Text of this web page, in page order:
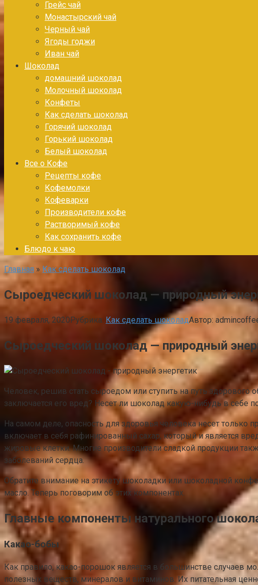
Грейс чай
Монастырский чай
Черный чай
Ягоды годжи
Иван чай
Шоколад
домашний шоколад
Молочный шоколад
Конфеты
Как сделать шоколад
Горячий шоколад
Горький шоколад
Белый шоколад
Все о Кофе
Рецепты кофе
Кофемолки
Кофеварки
Производители кофе
Растворимый кофе
Как сохранить кофе
Блюдо к чаю
Главная » Как сделать шоколад
Сыроедческий шоколад — природный
19 февраля, 2020Рубрика: Как сделать шоколадАвтор:
Сыроедческий шоколад — природный
Человек, решив стать сыроедом или ступить на путь
заключается его вред? Несет ли шоколад какую-нибудь в себе
На самом деле, опасность для здоровья человека несет только
включает в себя рафинированный сахар, который и является
жировые клетки. Многие производители сладкой продукции
заболеваний сердца.
Обратите внимание на этикету шоколадки или шоколадной
масло. Теперь поговорим об этих компонентах.
Главные компоненты натурального
Какао-бобы
Как правило, какао-порошок является в большинстве случаев
полезных веществ, минералов и витаминов. Их питательная